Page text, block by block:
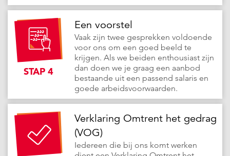
STAP 4
Een voorstel
Vaak zijn twee gesprekken voldoende
voor ons om een goed beeld te
krijgen. Als we beiden enthousiast zijn
dan doen we je graag een aanbod
bestaande uit een passend salaris en
goede arbeidsvoorwaarden.
Verklaring Omtrent het gedrag
(VOG)
Iedereen die bij ons komt werken